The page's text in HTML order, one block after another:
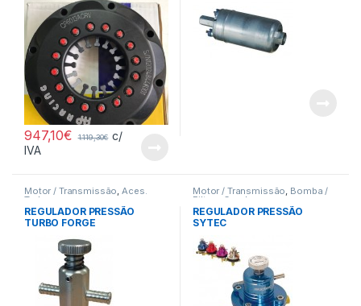
947,10€ 1.119,30€ c/
IVA
Motor / Transmissão,Aces.
Turbo
REGULADOR PRESSÃO
TURBO FORGE
Motor / Transmissão, Bomba /
Filtros Comb.
REGULADOR PRESSÃO
SYTEC